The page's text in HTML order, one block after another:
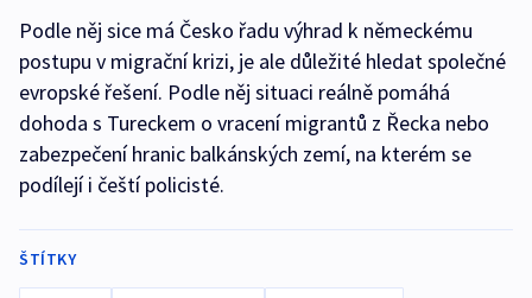
Podle něj sice má Česko řadu výhrad k německému
postupu v migrační krizi, je ale důležité hledat společné
evropské řešení. Podle něj situaci reálně pomáhá
dohoda s Tureckem o vracení migrantů z Řecka nebo
zabezpečení hranic balkánských zemí, na kterém se
podílejí i čeští policisté.
ŠTÍTKY